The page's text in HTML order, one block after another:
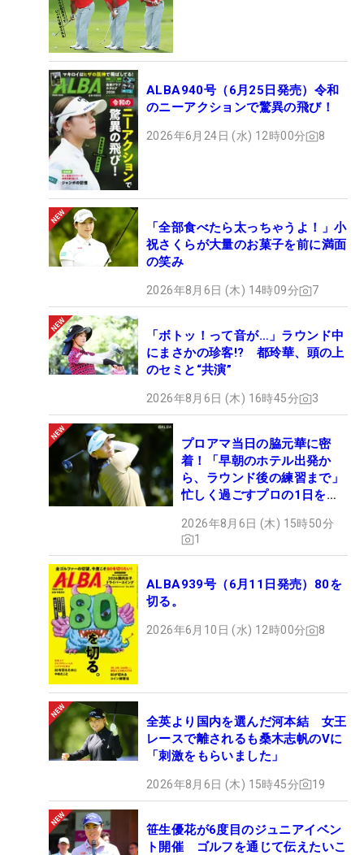
ALBA940号（6月25日発売）令和
のニーアクションで驚異の飛び！
2026年6月24日 (水) 12時00分 8
「全部食べたら太っちゃうよ！」小
祝さくらが大量のお菓子を前に満面
の笑み
2026年8月6日 (木) 14時09分 7
「ボトッ！って音が…」ラウンド中
にまさかの珍客!? 都玲華、頭の上
のセミと“共演”
2026年8月6日 (木) 16時45分 3
プロアマ当日の脇元華に密
着！「早朝のホテル出発か
ら、ラウンド後の練習まで」
忙しく過ごすプロの1日を公
2026年8月6日 (木) 15時50分
1
ALBA939号（6月11日発売）80を
切る。
2026年6月10日 (水) 12時00分 8
全英より国内を選んだ河本結 女王
レースで離されるも桑木志帆のVに
「刺激をもらいました」
2026年8月6日 (木) 15時45分 19
笹生優花が6度目のジュニアイベン
ト開催 ゴルフを通じて伝えたいこ